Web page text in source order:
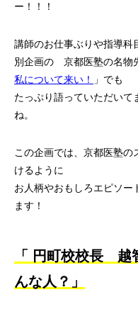
ー！！！
講師のお仕事ぶりや指導科
別企画の 京都医塾の名物
私について来い！
」でも
たっぷり語っていただいて
ね。
この企画では、京都医塾の
けるように
お人柄やおもしろエピソー
ます！
「 円町校校長 越
んな人？」